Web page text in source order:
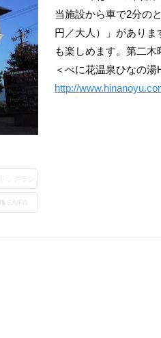
ドッグラン
SA/PA
当施設から車で2分の
円／大人）」がありま
も楽しめます。第二木
＜べに花温泉ひなの湯
http://